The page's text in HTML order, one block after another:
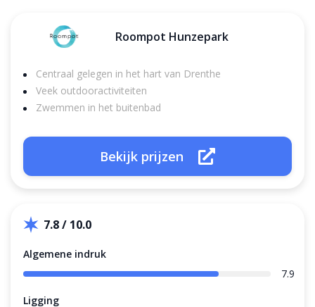
Roompot Hunzepark
Centraal gelegen in het hart van Drenthe
Veek outdooractiviteiten
Zwemmen in het buitenbad
Bekijk prijzen
7.8 / 10.0
Algemene indruk
7.9
Ligging